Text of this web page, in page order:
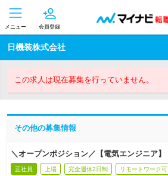
メニュー 会員登録
日機装株式会社
この求人は現在募集を行っていません。
その他の募集情報
＼オープンポジション／【電気エンジニア】
正社員 上場 完全週休2日制 リモートワーク可